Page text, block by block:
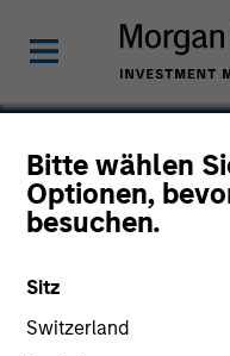
Bitte wählen
Optionen,
besuchen.
Sitz
Switzerland
Isabelle
Executive